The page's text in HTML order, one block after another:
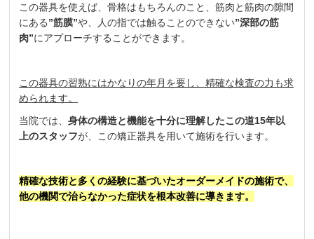
この器具を使えば、骨格はもちろんのこと、筋肉と筋肉の隙間
にある”筋膜”や、人の指では触ることのできない”深部の筋
肉”にアプローチすることができます。
この器具の習熟にはかなりの年月を要し、精確な検査の力も求
められます。
当院では、身体の構造と機能を十分に理解したこの道15年以
上のスタッフが、この矯正器具を用いて施術を行います。
精確な技術と多くの経験に基づいたオーダーメイドの施術で、
他の機関で治らなかった症状を根本改善に導きます。